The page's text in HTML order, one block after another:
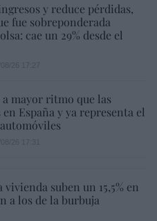
y reduce pérdidas,
fue sobreponderada
cae un 29% desde el
mayor ritmo que las
España y ya representa el
vivienda suben un 15,5% en
a los de la burbuja